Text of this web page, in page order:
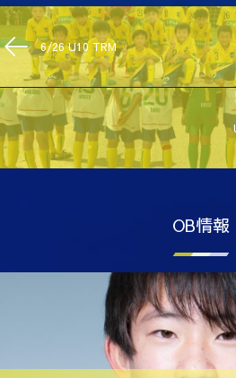
6/26 U10 TRM
OB情報